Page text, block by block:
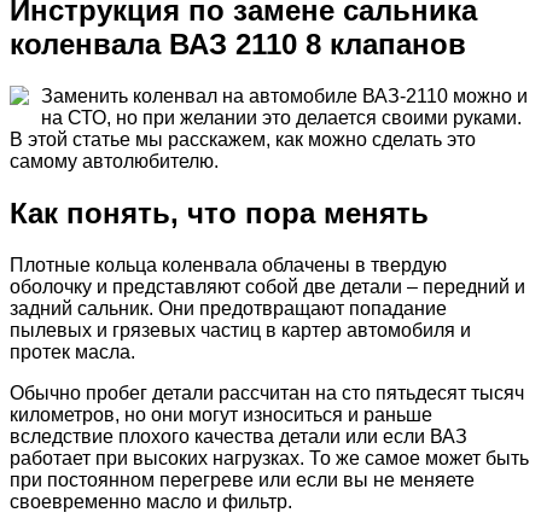
Инструкция по замене сальника
коленвала ВАЗ 2110 8 клапанов
Заменить коленвал на автомобиле ВАЗ-2110 можно и
на СТО, но при желании это делается своими руками.
В этой статье мы расскажем, как можно сделать это
самому автолюбителю.
Как понять, что пора менять
Плотные кольца коленвала облачены в твердую
оболочку и представляют собой две детали – передний и
задний сальник. Они предотвращают попадание
пылевых и грязевых частиц в картер автомобиля и
протек масла.
Обычно пробег детали рассчитан на сто пятьдесят тысяч
километров, но они могут износиться и раньше
вследствие плохого качества детали или если ВАЗ
работает при высоких нагрузках. То же самое может быть
при постоянном перегреве или если вы не меняете
своевременно масло и фильтр.